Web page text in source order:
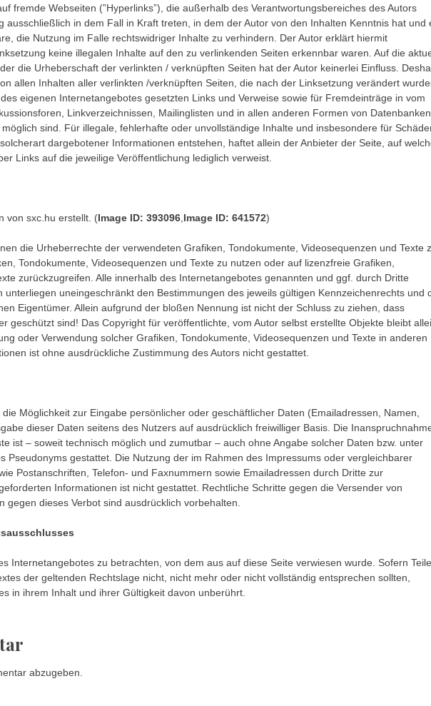
fremde Webseiten (”Hyperlinks”), die außerhalb des Verantwortungsbereiches des Autors
ausschließlich in dem Fall in Kraft treten, in dem der Autor von den Inhalten Kenntnis hat und
die Nutzung im Falle rechtswidriger Inhalte zu verhindern. Der Autor erklärt hiermit
keine illegalen Inhalte auf den zu verlinkenden Seiten erkennbar waren. Auf die
die Urheberschaft der verlinkten / verknüpften Seiten hat der Autor keinerlei Einfluss.
allen Inhalten aller verlinkten /verknüpften Seiten, die nach der Linksetzung verändert
eigenen Internetangebotes gesetzten Links und Verweise sowie für Fremdeinträge in vom
Linkverzeichnissen, Mailinglisten und in allen anderen Formen von Datenbanken,
sind. Für illegale, fehlerhafte oder unvollständige Inhalte und insbesondere für
dargebotener Informationen entstehen, haftet allein der Anbieter der Seite, auf
Links auf die jeweilige Veröffentlichung lediglich verweist.
von sxc.hu erstellt. (Image ID: 393096 Image ID: 641572)
die Urheberrechte der verwendeten Grafiken, Tondokumente, Videosequenzen und Texte
Tondokumente, Videosequenzen und Texte zu nutzen oder auf lizenzfreie Grafiken,
zurückzugreifen. Alle innerhalb des Internetangebotes genannten und ggf. durch Dritte
uneingeschränkt den Bestimmungen des jeweils gültigen Kennzeichenrechts und
Eigentümer. Allein aufgrund der bloßen Nennung ist nicht der Schluss zu ziehen, dass
geschützt sind! Das Copyright für veröffentlichte, vom Autor selbst erstellte Objekte bleibt
oder Verwendung solcher Grafiken, Tondokumente, Videosequenzen und Texte in anderen
ist ohne ausdrückliche Zustimmung des Autors nicht gestattet.
Möglichkeit zur Eingabe persönlicher oder geschäftlicher Daten (Emailadressen, Namen,
dieser Daten seitens des Nutzers auf ausdrücklich freiwilliger Basis. Die
ist – soweit technisch möglich und zumutbar – auch ohne Angabe solcher Daten bzw. unter
Pseudonyms gestattet. Die Nutzung der im Rahmen des Impressums oder vergleichbarer
Postanschriften, Telefon- und Faxnummern sowie Emailadressen durch Dritte zur
Informationen ist nicht gestattet. Rechtliche Schritte gegen die Versender von
gegen dieses Verbot sind ausdrücklich vorbehalten.
Internetangebotes zu betrachten, von dem aus auf diese Seite verwiesen wurde. Sofern Teile
der geltenden Rechtslage nicht, nicht mehr oder nicht vollständig entsprechen sollten,
in ihrem Inhalt und ihrer Gültigkeit davon unberührt.
abzugeben.